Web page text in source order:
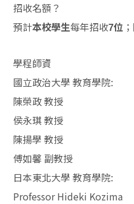
招收名額？
預計本校學生每年招收7位 ；
學程師資
國立政治大學 教育學院:
陳榮政 教授
侯永琪 教授
陳揚學 教授
傅如馨 副教授
日本東北大學 教育學院:
Professor Hideki Kozima